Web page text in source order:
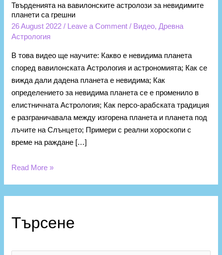
Твърденията на вавилонските астролози за невидимите
планети са грешни
26 August 2022/ Leave a Comment / Видео, Древна
Астрология
В това видео ще научите: Какво е невидима планета
според вавилонската Астрология и астрономията; Как се
вижда дали дадена планета е невидима; Как
определението за невидима планета се е променило в
елистничната Астрология; Как персо-арабската традиция
е разграничавала между изгорена планета и планета под
лъчите на Слънцето; Примери с реални хороскопи с
време на раждане […]
Read More »
Търсене